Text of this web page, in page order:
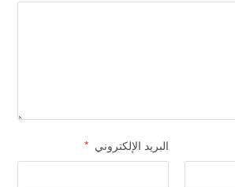
البريد الإلكتروني *